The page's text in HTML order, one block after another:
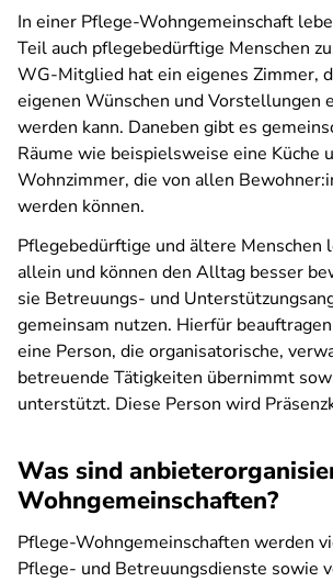
In einer Pflege-Wohngemeinschaft
Teil auch pflegebedürftige Menschen
WG-Mitglied hat ein eigenes Zimmer,
eigenen Wünschen und Vorstellungen
werden kann. Daneben gibt es
Räume wie beispielsweise eine Küche
Wohnzimmer, die von allen
werden können.
Pflegebedürftige und ältere Menschen
allein und können den Alltag besser
sie Betreuungs- und
gemeinsam nutzen. Hierfür
eine Person, die organisatorische,
betreuende Tätigkeiten übernimmt
unterstützt. Diese Person wird
Was sind
Wohngemeinschaften?
Pflege-Wohngemeinschaften werden
Pflege- und Betreuungsdienste sowie